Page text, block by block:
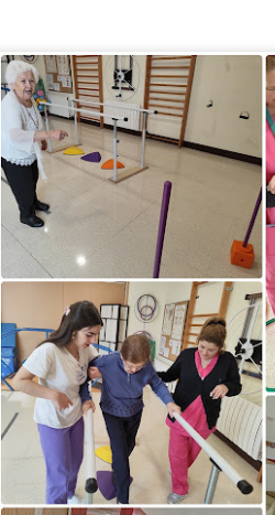
20
ESPAÑA CAMPEONES DEL
Después de 16 años, España ha
1-0 en la final disputada ayer,
Para conmemorar este gran éxito, hemos
de un rato de convivencia, alegría y
JUL
17
TERAPIA MUSICAL
Mercedes lleva tiempo participando
constituye un recurso no
A lo largo del proceso se observa que la
estimula funciones cognitivas como la
ayudando a mantener la actividad cognitiva.